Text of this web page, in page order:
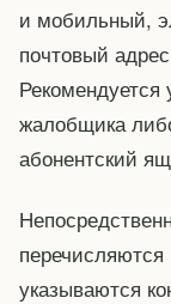
и мобильный,
почтовый
Рекомендуется
жалобщика
абонентский
указываются